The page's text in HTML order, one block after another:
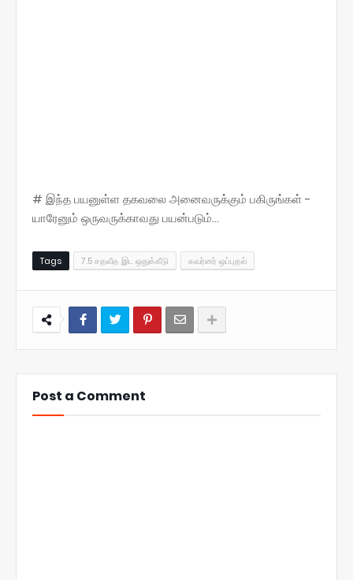
# இந்த பயனுள்ள தகவலை அனைவருக்கும் பகிருங்கள் -
யாரேனும் ஒருவருக்காவது பயன்படும்...
Tags 7.5 சதவீத இட ஒதுக்கீடு கவர்னர் ஒப்புதல்
Post a Comment